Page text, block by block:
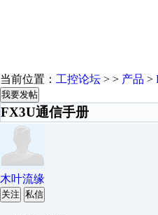
当前位置： 工控论坛 > > 产品 >
我要发帖
FX3U通信手册
木叶流缘
关注 私信